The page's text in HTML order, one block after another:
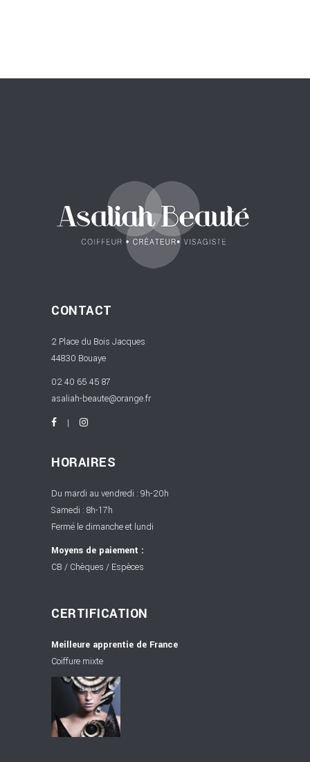
CONTACT
2 Place du Bois Jacques
44830 Bouaye
02 40 65 45 87
asaliah-beaute@orange.fr
HORAIRES
Du mardi au vendredi : 9h-20h
Samedi : 8h-17h
Fermé le dimanche et lundi
Moyens de paiement :
CB / Chèques / Espèces
CERTIFICATION
Meilleure apprentie de France
Coiffure mixte